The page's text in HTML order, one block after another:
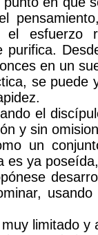
esfuerzo
purifica.
en un
se puede
el
y sin
un
es ya
limitado y